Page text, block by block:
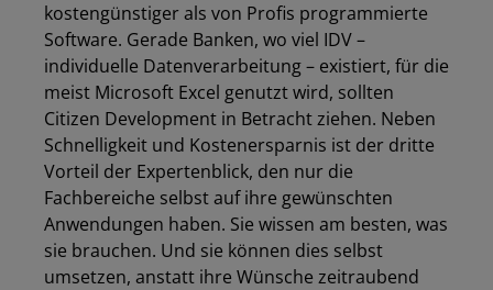
kostengünstiger als von Profis programmierte
Software. Gerade Banken, wo viel IDV –
individuelle Datenverarbeitung – existiert, für die
meist Microsoft Excel genutzt wird, sollten
Citizen Development in Betracht ziehen. Neben
Schnelligkeit und Kostenersparnis ist der dritte
Vorteil der Expertenblick, den nur die
Fachbereiche selbst auf ihre gewünschten
Anwendungen haben. Sie wissen am besten, was
sie brauchen. Und sie können dies selbst
umsetzen, anstatt ihre Wünsche zeitraubend